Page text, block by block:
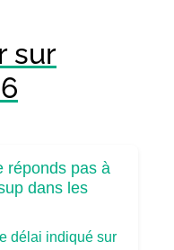
sur
réponds pas à
dans les
délai indiqué sur